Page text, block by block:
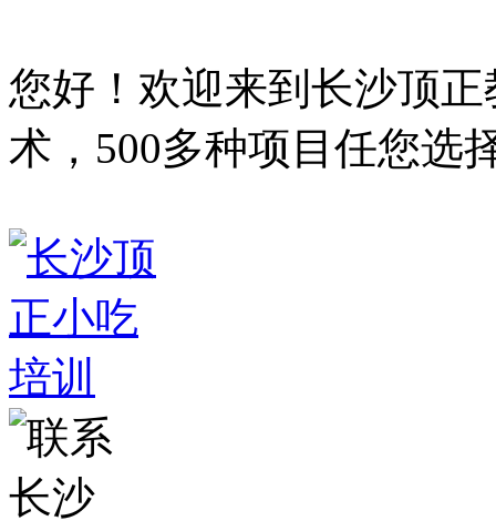
您好！欢迎来到 长沙顶
术，500多种项目任您选